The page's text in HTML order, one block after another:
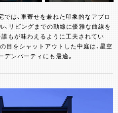
は、車寄せを兼ねた印象的なアプロ
、リビングまでの動線に優雅な曲線を
もが味わえるように工夫されてい
目をシャットアウトした中庭は、星空
ンパーティにも最適。